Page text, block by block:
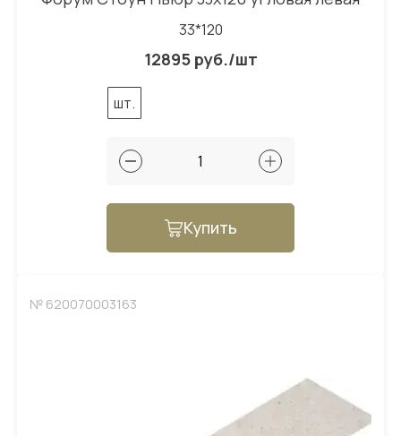
33*120
12895 руб./шт
шт.
Купить
№ 620070003163